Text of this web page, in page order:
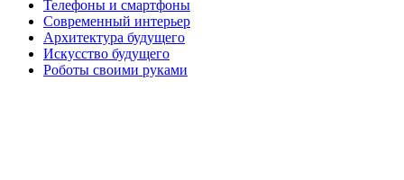
Телефоны и смартфоны
Современный интерьер
Архитектура будущего
Искусство будущего
Роботы своими руками